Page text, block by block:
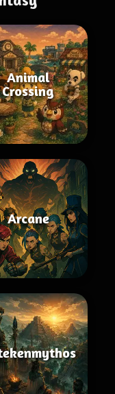
Animal
Crossing
Arcane